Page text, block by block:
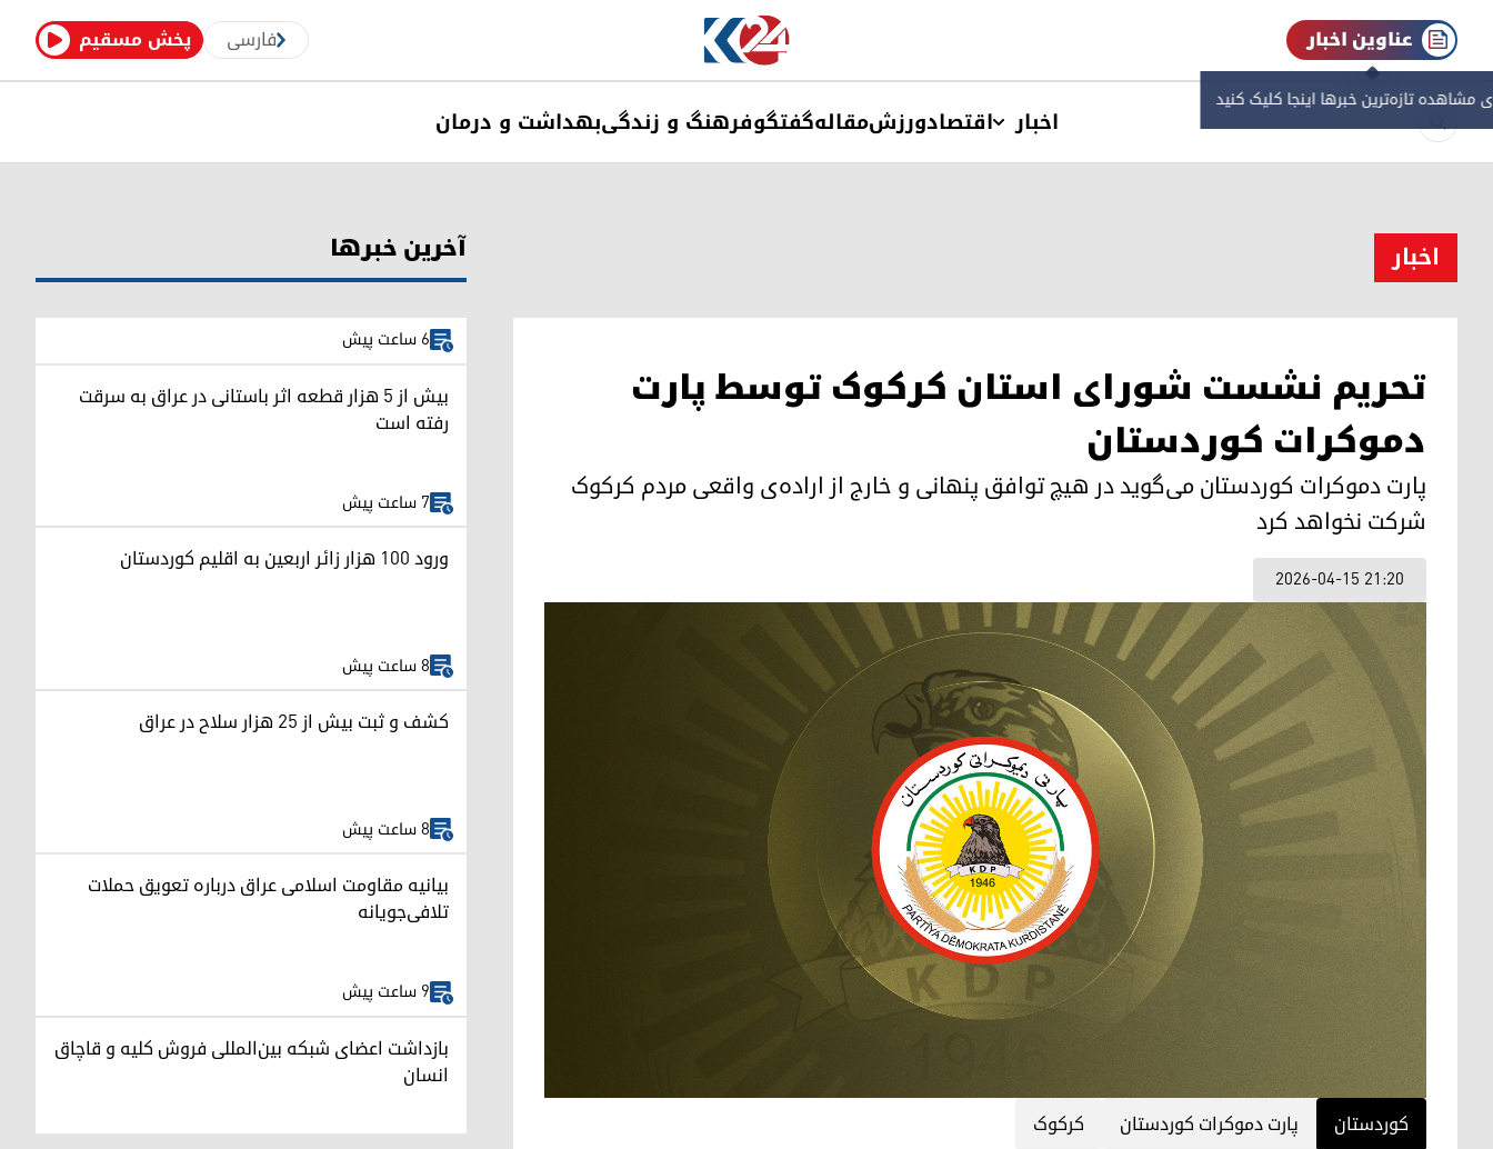
پخش مسقیم فارسی عناوین اخبار
مشاهده‌ تازه‌ترین خبرها اینجا کلیک کنید
اخبار اقتصادورزشمقالهگفتگوفرهنگ و زندگیبهداشت و درمان
اخبار
تحریم نشست شورای استان کرکوک توسط پارت
دموکرات کوردستان
پارت دموکرات کوردستان می‌گوید در هیچ توافق پنهانی و خارج از اراده‌ی واقعی مردم کرکوک
شرکت نخواهد کرد
2026-04-15 21:20
کوردستان پارت دموکرات کوردستان کرکوک
آخرین خبرها
6 ساعت پیش
بیش از ۵ هزار قطعه اثر باستانی در عراق به سرقت
رفته است
7 ساعت پیش
ورود ۱۰۰ هزار زائر اربعین به اقلیم کوردستان
8 ساعت پیش
کشف و ثبت بیش از ۲۵ هزار سلاح در عراق
8 ساعت پیش
بیانیه مقاومت اسلامی عراق درباره تعویق حملات
تلافی‌جویانه
9 ساعت پیش
بازداشت اعضای شبکه بین‌المللی فروش کلیه و قاچاق
انسان